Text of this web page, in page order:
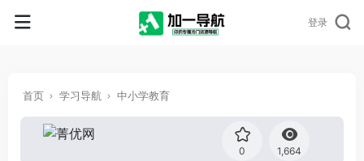
登录
首页 学习导航 中小学教育
0 1,664